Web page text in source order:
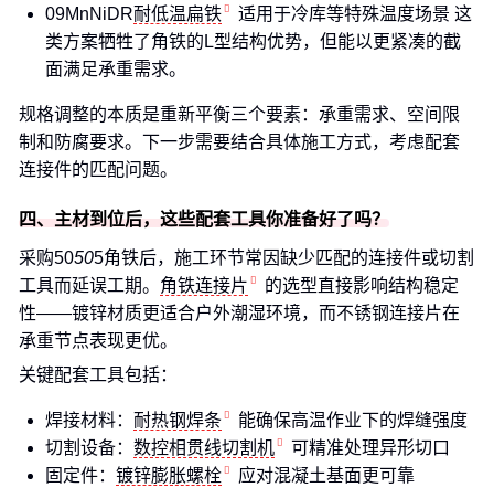
09MnNiDR耐低温扁铁
适用于冷库等特殊温度场景 这
类方案牺牲了角铁的L型结构优势，但能以更紧凑的截
面满足承重需求。
规格调整的本质是重新平衡三个要素：承重需求、空间限
制和防腐要求。下一步需要结合具体施工方式，考虑配套
连接件的匹配问题。
四、主材到位后，这些配套工具你准备好了吗？
采购50505角铁后，施工环节常因缺少匹配的连接件或切割
工具而延误工期。 角铁连接片
的选型直接影响结构稳定
性——镀锌材质更适合户外潮湿环境，而不锈钢连接片在
承重节点表现更优。
关键配套工具包括：
焊接材料： 耐热钢焊条
能确保高温作业下的焊缝强度
切割设备： 数控相贯线切割机
可精准处理异形切口
固定件： 镀锌膨胀螺栓 应对混凝土基面更可靠